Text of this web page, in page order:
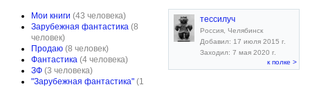
Мои книги (43 человека)
Зарубежная фантастика (8
человек)
Продаю (8 человек)
Фантастика (4 человека)
ЗФ (3 человека)
"Зарубежная фантастика" (1
тессилуч
Россия, Челябинск
Добавил: 17 июля 2015 г.
Заходил: 7 мая 2020 г.
к полке >